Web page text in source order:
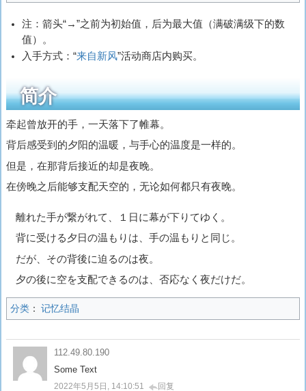
注：箭头“→”之前为初始值，后为最大值（满破满级下的数
值）。
入手方式：“来自新风”活动商店内购买。
简介
牵起曾放开的手，一天落下了帷幕。
背后感受到的夕阳的温暖，与手心的温度是一样的。
但是，在那背后接近的却是夜晚。
在傍晚之后能够支配天空的，无论如何都只有夜晚。
離れた手が繋がれて、１日に幕が下りてゆく。
背に受ける夕日の温もりは、手の温もりと同じ。
だが、その背後に迫るのは夜。
夕の後に空を支配できるのは、否応なく夜だけだ。
分类： 记忆结晶
112.49.80.190
Some Text
2022年5月5日, 14:10:51 回复